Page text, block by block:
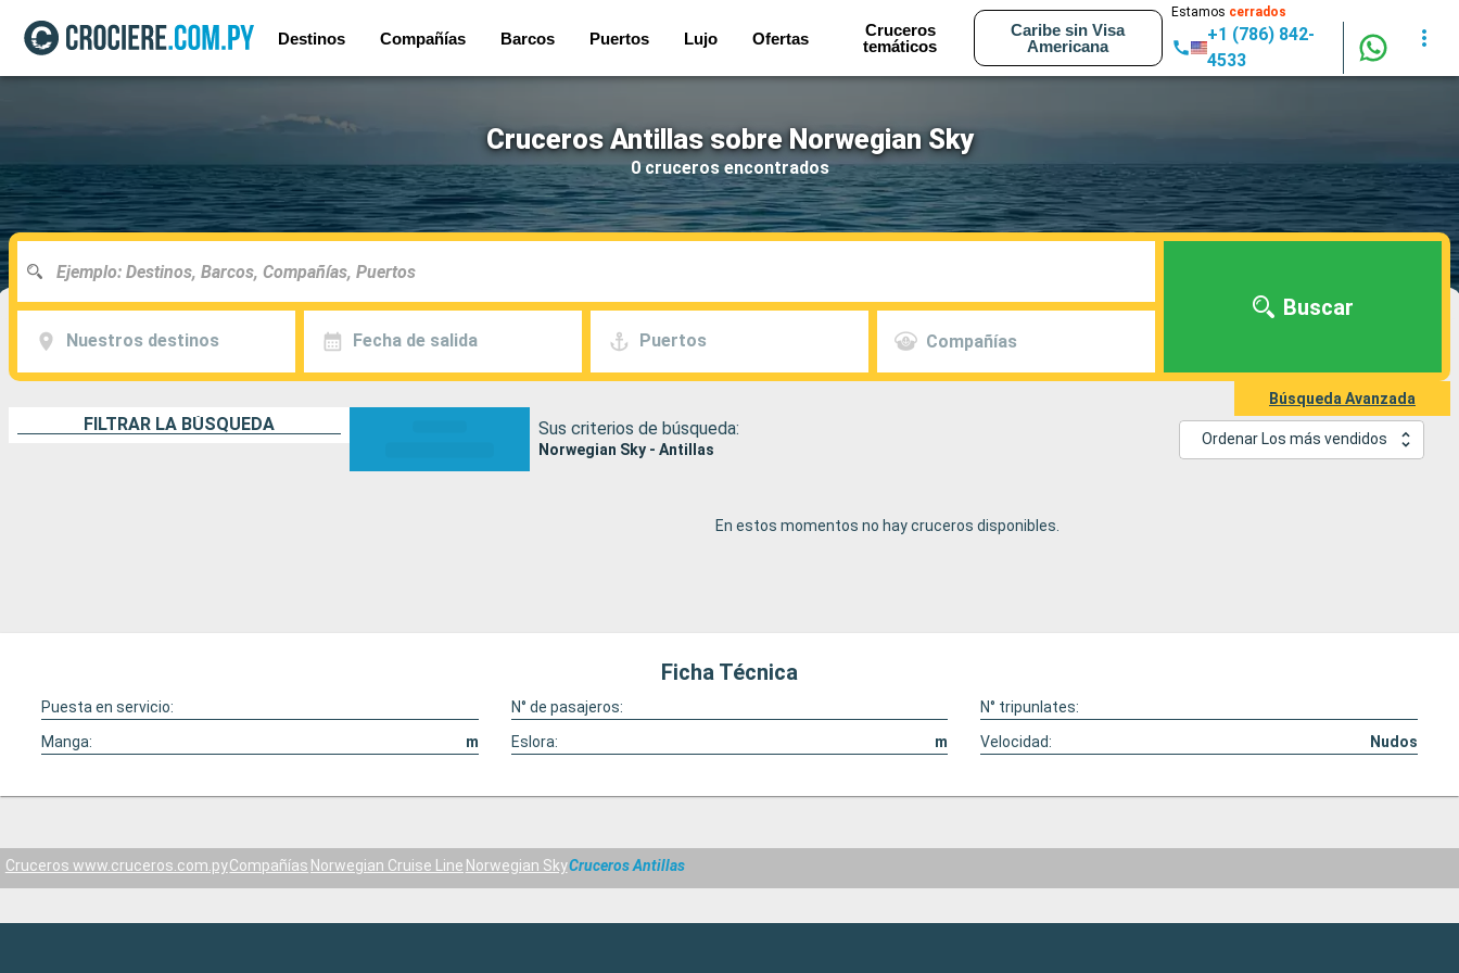
Destinos Compañías Barcos Puertos Lujo Ofertas
Cruceros
temáticos
Caribe sin Visa
Americana
Estamos cerrados
+1 (786) 842-
4533
Cruceros Antillas sobre Norwegian Sky
0 cruceros encontrados
Nuestros destinos Fecha de salida Puertos Compañías
Buscar
Búsqueda Avanzada
FILTRAR LA BÚSQUEDA Sus criterios de búsqueda:
Norwegian Sky - Antillas
Ordenar Los más vendidos
En estos momentos no hay cruceros disponibles.
Ficha Técnica
Puesta en servicio: N° de pasajeros:
N° tripunlates:
Manga:
m Eslora: m Velocidad: Nudos
Cruceros www.cruceros.com.pyCompañías Norwegian Cruise Line Norwegian SkyCruceros Antillas